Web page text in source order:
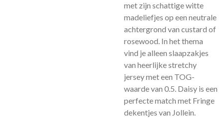
met zijn schattige witte
madeliefjes op een neutrale
achtergrond van custard of
rosewood. In het thema
vind je alleen slaapzakjes
van heerlijke stretchy
jersey met een TOG-
waarde van 0.5. Daisy is een
perfecte match met Fringe
dekentjes van Jollein.